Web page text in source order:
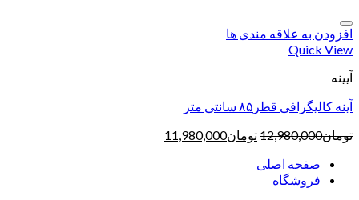
افزودن به علاقه مندی ها
Quick View
آیینه
آینه کالیگرافی قطر۸۵ سانتی متر
تومان12,980,000تومان11,980,000
صفحه اصلی
فروشگاه